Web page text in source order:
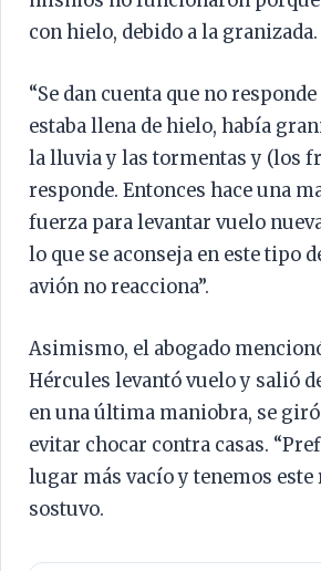
con hielo, debido a la granizada.
“Se dan cuenta que no
estaba llena de hielo, había
la lluvia y las tormentas y (los
responde. Entonces hace una
fuerza para levantar vuelo
lo que se aconseja en este tipo
avión no reacciona”.
Asimismo, el abogado
Hércules levantó vuelo y salió
en una última maniobra, se
evitar chocar contra casas.
lugar más vacío y tenemos este
sostuvo.